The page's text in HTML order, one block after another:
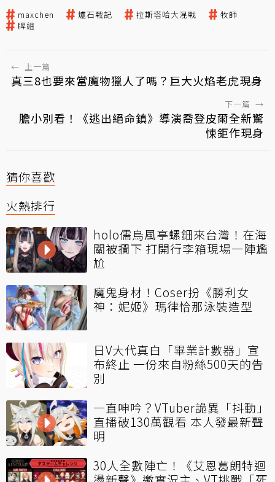
maxchen 爐石戰記 拉斯塔哈大混戰
牧師
牌組
← 上一篇
真三8也要來當魔物獵人了嗎？巨大火焰老虎現身
下一篇 →
膽小別看！《逃出絕命鎮》導演喬登皮爾全新驚
悚鉅作現身
猜你喜歡
火熱排行
holo儒烏風亭螺鈿來台灣！在海
關被攔下 打開行李箱現場一陣尷
尬
魔鬼身材！Coser扮《勝利女
神：妮姬》瑪律恰那泳裝造型
日V大代真白「畢業計數器」宣
布終止 一份來自粉絲500天的告
別
一直呻吟？VTuber詭異「抖動」
直播破130萬觀看 本人發最新聲
明
30人全數陣亡！《艾恩葛朗特迴